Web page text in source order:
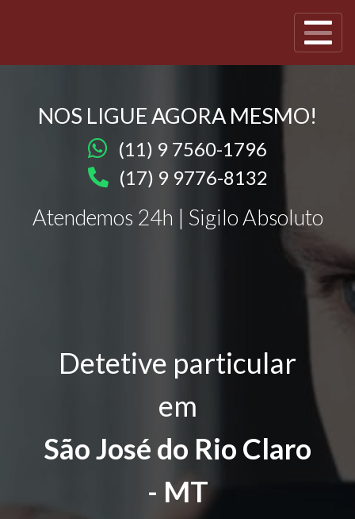
NOS LIGUE AGORA MESMO!
(11) 9 7560-1796
(17) 9 9776-8132
Atendemos 24h | Sigilo Absoluto
Detetive particular
em
São José do Rio Claro
- MT